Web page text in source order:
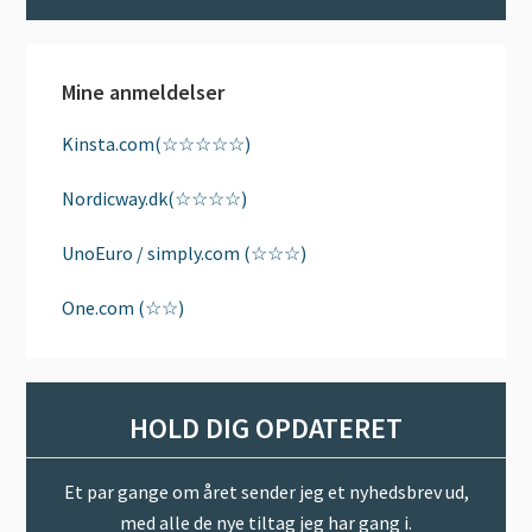
Mine anmeldelser
Kinsta.com(☆☆☆☆☆)
Nordicway.dk(☆☆☆☆)
UnoEuro / simply.com (☆☆☆)
One.com (☆☆)
HOLD DIG OPDATERET
Et par gange om året sender jeg et nyhedsbrev ud,
med alle de nye tiltag jeg har gang i.